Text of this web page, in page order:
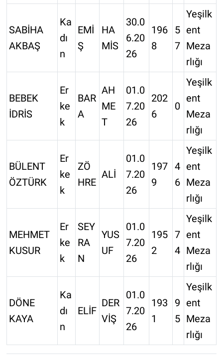
SABİHA
AKBAŞ
Ka
dı
n
EMİ
Ş
HA
MİS
30.0
6.20
26
196
8
5
7
Yeşilk
ent
Meza
rlığı
BEBEK
İDRİS
Er
ke
k
BAR
A
AH
ME
T
01.0
7.20
26
202
6
0
Yeşilk
ent
Meza
rlığı
BÜLENT
ÖZTÜRK
Er
ke
k
ZÖ
HRE
ALİ
01.0
7.20
26
197
9
4
6
Yeşilk
ent
Meza
rlığı
MEHMET
KUSUR
Er
ke
k
SEY
RA
N
YUS
UF
01.0
7.20
26
195
2
7
4
Yeşilk
ent
Meza
rlığı
DÖNE
KAYA
Ka
dı
n
ELİF
DER
VİŞ
01.0
7.20
26
193
1
9
5
Yeşilk
ent
Meza
rlığı